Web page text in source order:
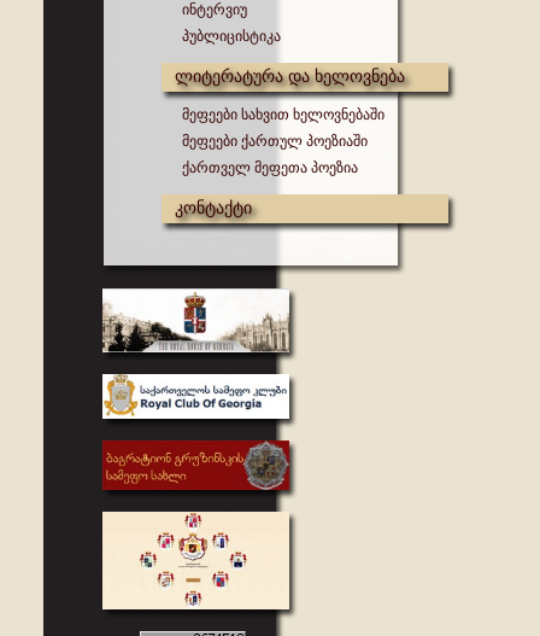
ინტერვიუ
პუბლიცისტიკა
ლიტერატურა და ხელოვნება
მეფეები სახვით ხელოვნებაში
მეფეები ქართულ პოეზიაში
ქართველ მეფეთა პოეზია
კონტაქტი